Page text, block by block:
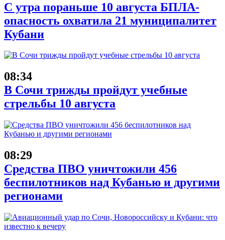
С утра пораньше 10 августа БПЛА-
опасность охватила 21 муниципалитет
Кубани
08:34
В Сочи трижды пройдут учебные
стрельбы 10 августа
08:29
Средства ПВО уничтожили 456
беспилотников над Кубанью и другими
регионами